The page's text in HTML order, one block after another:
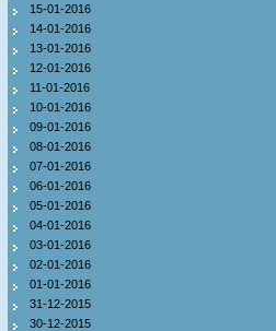
15-01-2016
14-01-2016
13-01-2016
12-01-2016
11-01-2016
10-01-2016
09-01-2016
08-01-2016
07-01-2016
06-01-2016
05-01-2016
04-01-2016
03-01-2016
02-01-2016
01-01-2016
31-12-2015
30-12-2015